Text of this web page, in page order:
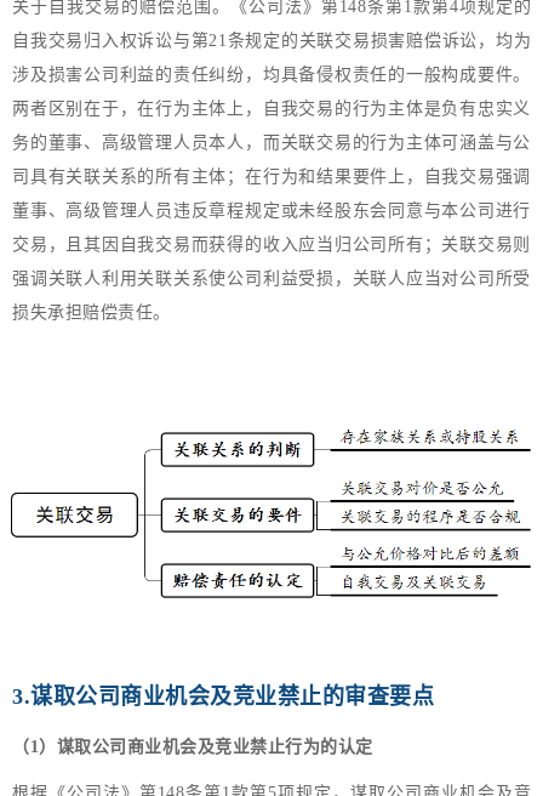
关于自我交易的赔偿范围。《公司法》第148条第1款第4项规定的
自我交易归入权诉讼与第21条规定的关联交易损害赔偿诉讼，均为
涉及损害公司利益的责任纠纷，均具备侵权责任的一般构成要件。
两者区别在于，在行为主体上，自我交易的行为主体是负有忠实义
务的董事、高级管理人员本人，而关联交易的行为主体可涵盖与公
司具有关联关系的所有主体；在行为和结果要件上，自我交易强调
董事、高级管理人员违反章程规定或未经股东会同意与本公司进行
交易，且其因自我交易而获得的收入应当归公司所有；关联交易则
强调关联人利用关联关系使公司利益受损，关联人应当对公司所受
损失承担赔偿责任。
3.谋取公司商业机会及竞业禁止的审查要点
（1） 谋取公司商业机会及竞业禁止行为的认定